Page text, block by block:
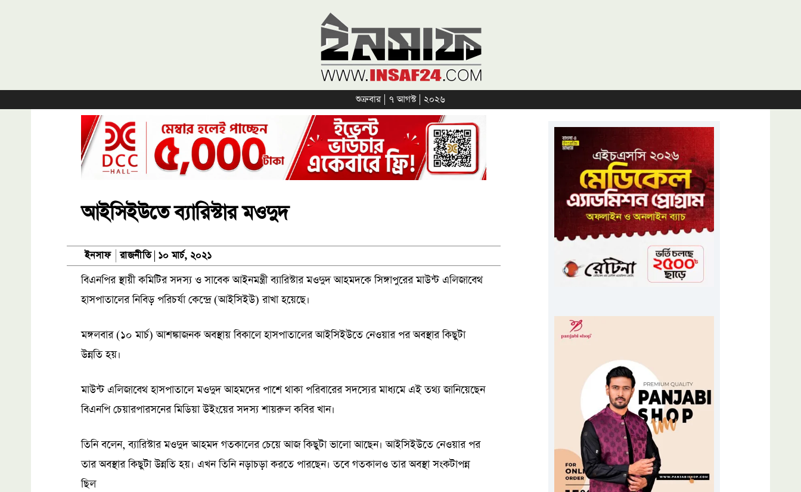
শুক্রবার | ৭ আগস্ট | ২০২৬
আইসিইউতে ব্যারিস্টার মওদুদ
ইনসাফ রাজনীতি ১০ মার্চ, ২০২১
বিএনপির স্থায়ী কমিটির সদস্য ও সাবেক আইনমন্ত্রী ব্যারিস্টার মওদুদ আহমদকে সিঙ্গাপুরের মাউন্ট এলিজাবেথ
হাসপাতালের নিবিড় পরিচর্যা কেন্দ্রে (আইসিইউ) রাখা হয়েছে।
মঙ্গলবার (১০ মার্চ) আশঙ্কাজনক অবস্থায় বিকালে হাসপাতালের আইসিইউতে নেওয়ার পর অবস্থার কিছুটা
উন্নতি হয়।
মাউন্ট এলিজাবেথ হাসপাতালে মওদুদ আহমদের পাশে থাকা পরিবারের সদস্যের মাধ্যমে এই তথ্য জানিয়েছেন
বিএনপি চেয়ারপারসনের মিডিয়া উইংয়ের সদস্য শায়রুল কবির খান।
তিনি বলেন, ব্যারিস্টার মওদুদ আহমদ গতকালের চেয়ে আজ কিছুটা ভালো আছেন। আইসিইউতে নেওয়ার পর
তার অবস্থার কিছুটা উন্নতি হয়। এখন তিনি নড়াচড়া করতে পারছেন। তবে গতকালও তার অবস্থা সংকটাপন্ন
ছিল